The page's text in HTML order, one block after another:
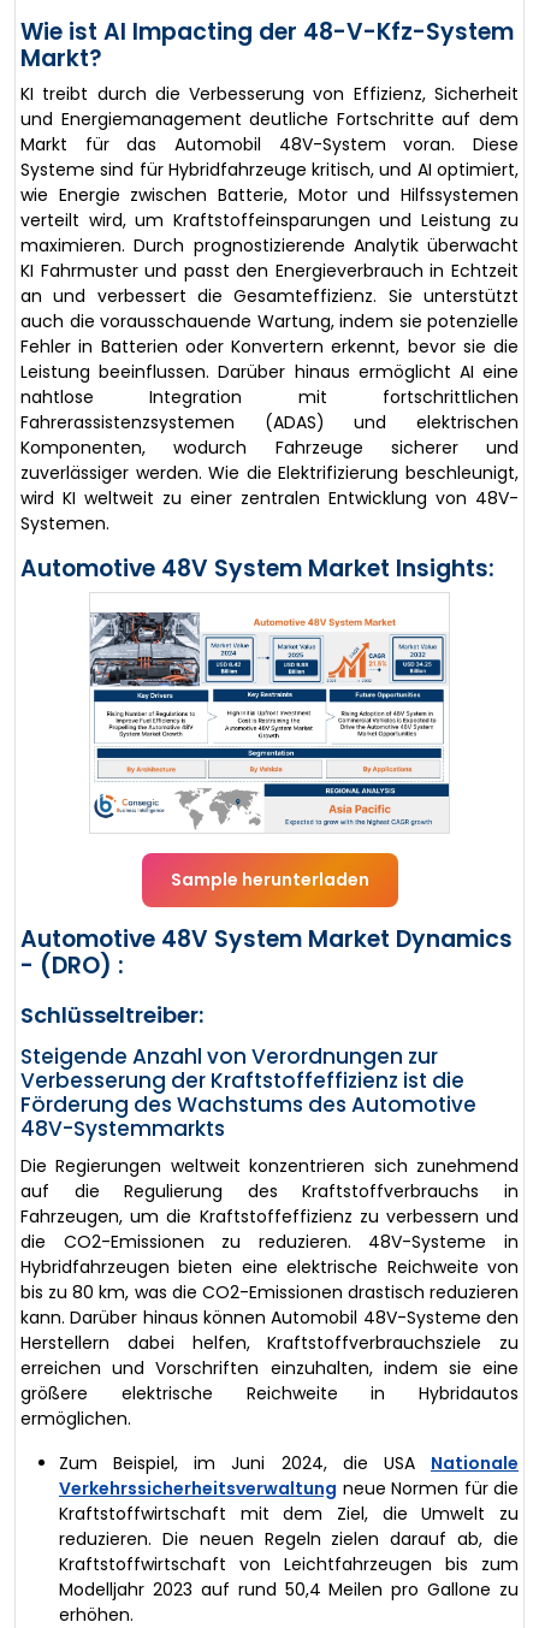
Wie ist AI Impacting der 48-V-Kfz-System
Markt?
KI treibt durch die Verbesserung von Effizienz, Sicherheit
und Energiemanagement deutliche Fortschritte auf dem
Markt für das Automobil 48V-System voran. Diese
Systeme sind für Hybridfahrzeuge kritisch, und AI optimiert,
wie Energie zwischen Batterie, Motor und Hilfssystemen
verteilt wird, um Kraftstoffeinsparungen und Leistung zu
maximieren. Durch prognostizierende Analytik überwacht
KI Fahrmuster und passt den Energieverbrauch in Echtzeit
an und verbessert die Gesamteffizienz. Sie unterstützt
auch die vorausschauende Wartung, indem sie potenzielle
Fehler in Batterien oder Konvertern erkennt, bevor sie die
Leistung beeinflussen. Darüber hinaus ermöglicht AI eine
nahtlose Integration mit fortschrittlichen
Fahrerassistenzsystemen (ADAS) und elektrischen
Komponenten, wodurch Fahrzeuge sicherer und
zuverlässiger werden. Wie die Elektrifizierung beschleunigt,
wird KI weltweit zu einer zentralen Entwicklung von 48V-
Systemen.
Automotive 48V System Market Insights:
Sample herunterladen
Automotive 48V System Market Dynamics
- (DRO) :
Schlüsseltreiber:
Steigende Anzahl von Verordnungen zur
Verbesserung der Kraftstoffeffizienz ist die
Förderung des Wachstums des Automotive
48V-Systemmarkts
Die Regierungen weltweit konzentrieren sich zunehmend
auf die Regulierung des Kraftstoffverbrauchs in
Fahrzeugen, um die Kraftstoffeffizienz zu verbessern und
die CO2-Emissionen zu reduzieren. 48V-Systeme in
Hybridfahrzeugen bieten eine elektrische Reichweite von
bis zu 80 km, was die CO2-Emissionen drastisch reduzieren
kann. Darüber hinaus können Automobil 48V-Systeme den
Herstellern dabei helfen, Kraftstoffverbrauchsziele zu
erreichen und Vorschriften einzuhalten, indem sie eine
größere elektrische Reichweite in Hybridautos
ermöglichen.
Zum Beispiel, im Juni 2024, die USA Nationale
Verkehrssicherheitsverwaltung neue Normen für die
Kraftstoffwirtschaft mit dem Ziel, die Umwelt zu
reduzieren. Die neuen Regeln zielen darauf ab, die
Kraftstoffwirtschaft von Leichtfahrzeugen bis zum
Modelljahr 2023 auf rund 50,4 Meilen pro Gallone zu
erhöhen.